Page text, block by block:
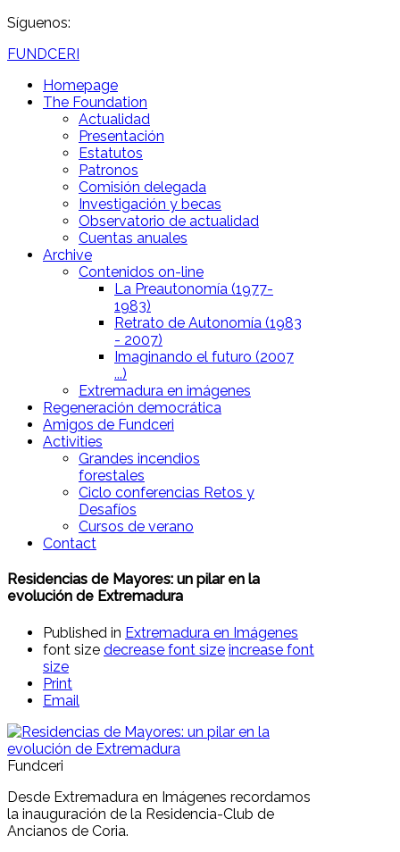
Síguenos:
FUNDCERI
Homepage
The Foundation
Actualidad
Presentación
Estatutos
Patronos
Comisión delegada
Investigación y becas
Observatorio de actualidad
Cuentas anuales
Archive
Contenidos on-line
La Preautonomía (1977-
1983)
Retrato de Autonomía (1983
- 2007)
Imaginando el futuro (2007
...)
Extremadura en imágenes
Regeneración democrática
Amigos de Fundceri
Activities
Grandes incendios
forestales
Ciclo conferencias Retos y
Desafíos
Cursos de verano
Contact
Residencias de Mayores: un pilar en la
evolución de Extremadura
Published in Extremadura en Imágenes
font size decrease font size increase font
size
Print
Email
Fundceri
Desde Extremadura en Imágenes recordamos
la inauguración de la Residencia-Club de
Ancianos de Coria.